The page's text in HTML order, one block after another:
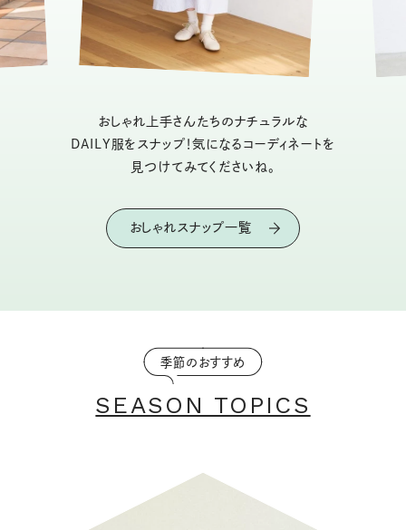
おしゃれ上手さんたちのナチュラルな
DAILY服をスナップ！気になるコーディネートを
見つけてみてくださいね。
おしゃれスナップ一覧
季節のおすすめ
SEASON TOPICS